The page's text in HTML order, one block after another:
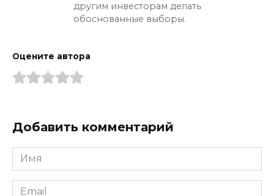
другим инвесторам делать
обоснованные выборы.
Оцените автора
Добавить комментарий
Имя
*
Email